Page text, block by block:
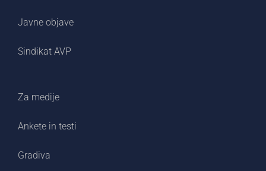
Javne objave
Sindikat AVP
Za medije
Ankete in testi
Gradiva